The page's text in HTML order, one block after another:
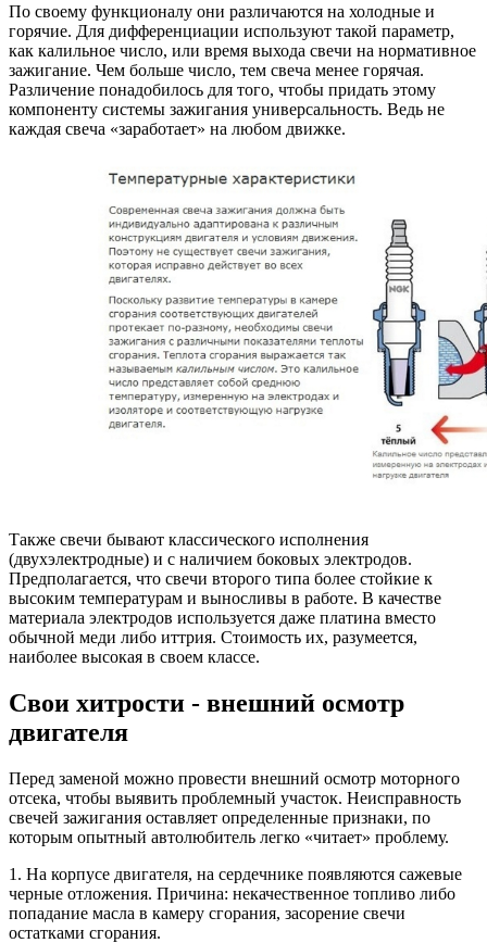
По своему функционалу они различаются на холодные и
горячие. Для дифференциации используют такой параметр,
как калильное число, или время выхода свечи на нормативное
зажигание. Чем больше число, тем свеча менее горячая.
Различение понадобилось для того, чтобы придать этому
компоненту системы зажигания универсальность. Ведь не
каждая свеча «заработает» на любом движке.
Также свечи бывают классического исполнения
(двухэлектродные) и с наличием боковых электродов.
Предполагается, что свечи второго типа более стойкие к
высоким температурам и выносливы в работе. В качестве
материала электродов используется даже платина вместо
обычной меди либо иттрия. Стоимость их, разумеется,
наиболее высокая в своем классе.
Свои хитрости - внешний осмотр
двигателя
Перед заменой можно провести внешний осмотр моторного
отсека, чтобы выявить проблемный участок. Неисправность
свечей зажигания оставляет определенные признаки, по
которым опытный автолюбитель легко «читает» проблему.
1. На корпусе двигателя, на сердечнике появляются сажевые
черные отложения. Причина: некачественное топливо либо
попадание масла в камеру сгорания, засорение свечи
остатками сгорания.